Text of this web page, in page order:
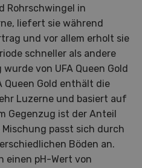
Rohrschwingel in
liefert sie während
und vor allem erholt sie
schneller als andere
von UFA Queen Gold
Queen Gold enthält die
Luzerne und basiert auf
Gegenzug ist der Anteil
passt sich durch
Böden an.
einen pH-Wert von